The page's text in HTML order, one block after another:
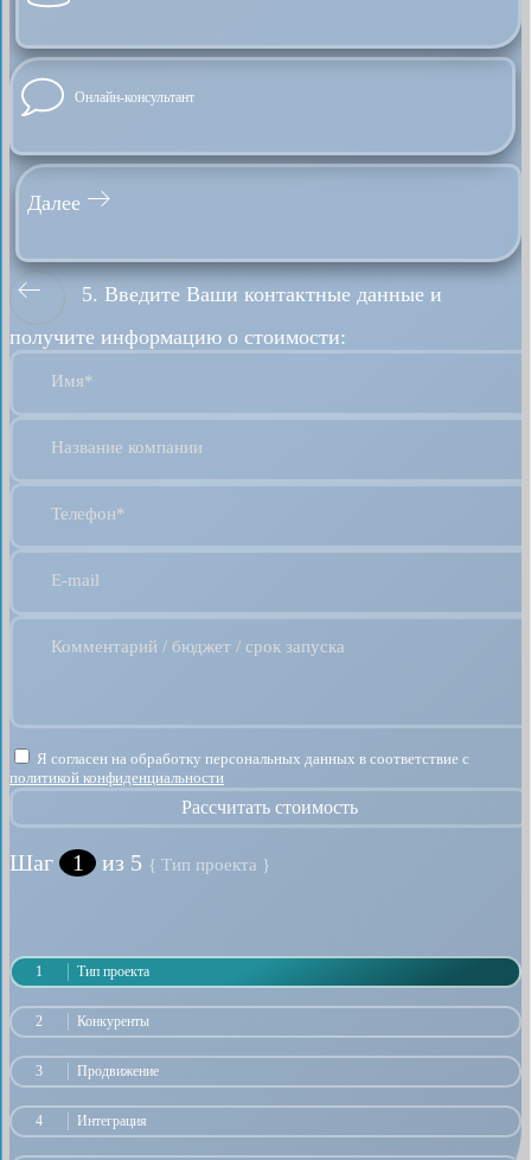
Онлайн-консультант
Далее
5. Введите Ваши контактные данные и
получите информацию о стоимости:
Имя*
Название компании
Телефон*
E-mail
Комментарий / бюджет / срок запуска
Я согласен на обработку персональных данных в соответствие с
политикой конфиденциальности
Рассчитать стоимость
Шаг 1 из 5 { Тип проекта }
1 Тип проекта
2 Конкуренты
3 Продвижение
4 Интеграция